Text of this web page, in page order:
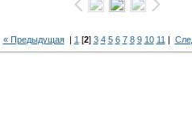
« Предыдущая| 1[2] 3 4 5 6 7 8 9 10 11|